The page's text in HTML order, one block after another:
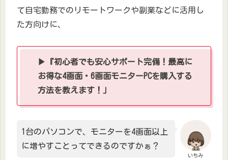
て自宅勤務でのリモートワークや副業などに活用し
た方向けに、
▶『初心者でも安心サポート完備！最高に
お得な4画面・6画面モニターPCを購入する
方法を教えます！」
いちみ
1台のパソコンで、モニターを4画面以上
に増やすことってできるのですかぁ？